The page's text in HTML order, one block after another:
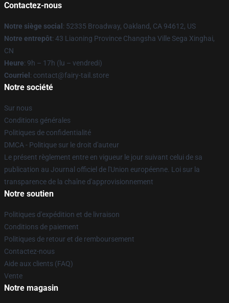
Contactez-nous
Notre siège social : 52335 Broadway, Oakland, CA 94612, US
Notre entrepôt: 43 Liaoning Province Changsha Ville Sega Xinghai,
CN
Heure: 9h – 17h (lu – vendredi)
Courriel : contact@fairy-tail.store
Notre société
Sur nous
Conditions générales
Politiques de confidentialité
DMCA - Politique sur le droit d'auteur
Le présent règlement entre en vigueur le jour suivant celui de sa
publication au Journal officiel de l'Union européenne. Loi sur la
transparence de la chaîne d'approvisionnement
Notre soutien
Politiques d'expédition et de livraison
Conditions de paiement
Politiques de retour et de remboursement
Contactez-nous
Aide aux clients (FAQ)
Vente
Notre magasin